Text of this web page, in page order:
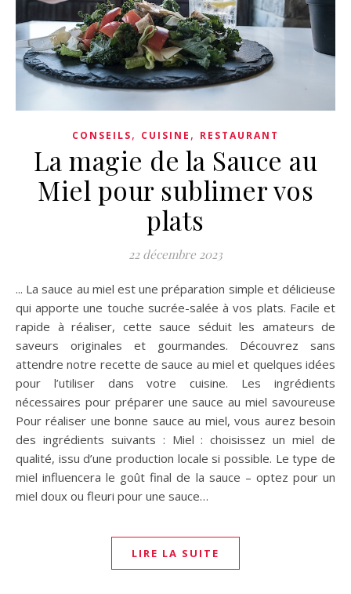
CONSEILS, CUISINE , RESTAURANT
La magie de la Sauce au
Miel pour sublimer vos
plats
22 décembre 2023
... La sauce au miel est une préparation simple et délicieuse
qui apporte une touche sucrée-salée à vos plats. Facile et
rapide à réaliser, cette sauce séduit les amateurs de
saveurs originales et gourmandes. Découvrez sans
attendre notre recette de sauce au miel et quelques idées
pour l’utiliser dans votre cuisine. Les ingrédients
nécessaires pour préparer une sauce au miel savoureuse
Pour réaliser une bonne sauce au miel, vous aurez besoin
des ingrédients suivants : Miel : choisissez un miel de
qualité, issu d’une production locale si possible. Le type de
miel influencera le goût final de la sauce – optez pour un
miel doux ou fleuri pour une sauce…
LIRE LA SUITE